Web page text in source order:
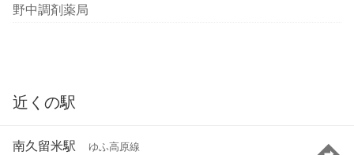
野中調剤薬局
近くの駅
南久留米駅 ゆふ高原線